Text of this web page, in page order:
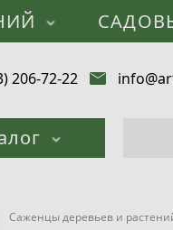
206-72-22
Саженцы деревьев и